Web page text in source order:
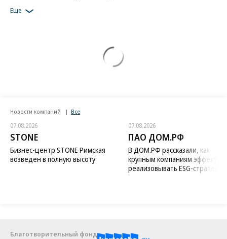
Еще
Новости компаний Все
07.08.2026
STONE
Бизнес-центр STONE Римская
возведен в полную высоту
07.08.2026
ПАО ДОМ.РФ
В ДОМ.РФ рассказали, как
крупным компаниям
реализовывать ESG-стратегию
Благотворительный фонд